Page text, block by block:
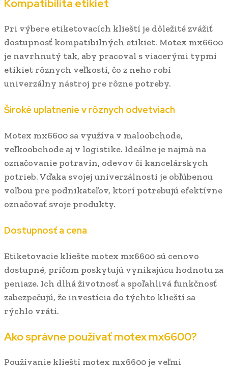
Kompatibilita etikiet
Pri výbere etiketovacích klieští je dôležité zvážiť
dostupnosť kompatibilných etikiet. Motex mx6600
je navrhnutý tak, aby pracoval s viacerými typmi
etikiet rôznych veľkostí, čo z neho robí
univerzálny nástroj pre rôzne potreby.
Široké uplatnenie v rôznych odvetviach
Motex mx6600 sa využíva v maloobchode,
veľkoobchode aj v logistike. Ideálne je najmä na
označovanie potravín, odevov či kancelárskych
potrieb. Vďaka svojej univerzálnosti je obľúbenou
voľbou pre podnikateľov, ktorí potrebujú efektívne
označovať svoje produkty.
Dostupnosť a cena
Etiketovacie kliešte motex mx6600 sú cenovo
dostupné, pričom poskytujú vynikajúcu hodnotu za
peniaze. Ich dlhá životnosť a spoľahlivá funkčnosť
zabezpečujú, že investícia do týchto klieští sa
rýchlo vráti.
Ako správne používať motex mx6600?
Používanie klieští motex mx6600 je veľmi